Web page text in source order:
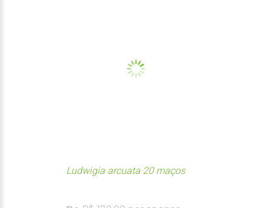
Ludwigia arcuata 20 maços